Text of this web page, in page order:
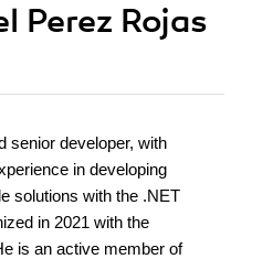
Perez Rojas
senior developer, with
in developing
solutions with the .NET
in 2021 with the
is an active member of